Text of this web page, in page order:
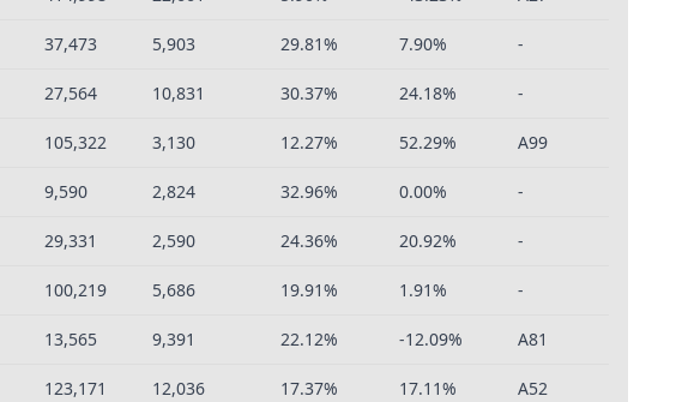
37,473 5,903 29.81% 7.90% -
27,564 10,831 30.37% 24.18% -
105,322 3,130 12.27% 52.29% A99
9,590 2,824 32.96% 0.00% -
29,331 2,590 24.36% 20.92% -
100,219 5,686 19.91% 1.91% -
13,565 9,391 22.12% -12.09% A81
123,171 12,036 17.37% 17.11% A52